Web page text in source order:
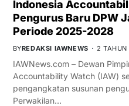
Indonesia
Pengurus Baru DPW
Periode 2025-2028
BYREDAKSI IAWNEWS 2 TAHUN
IAWNews.com – Dewan
Accountability Watch (IAW)
pengangkatan susunan
Perwakilan…